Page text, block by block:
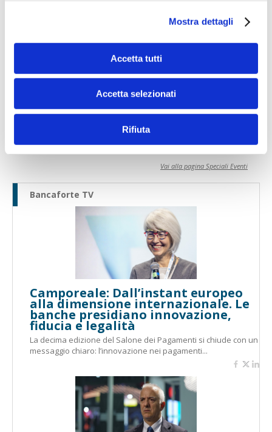
Mostra dettagli
Accetta tutti
Accetta selezionati
Rifiuta
Il Salone dei Pagamenti 2025
L’appuntamento internazionale made in Italy sulle frontiere
dell’innovazione nei pagamenti
Vai alla pagina Speciali Eventi
Bancaforte TV
Camporeale: Dall’instant europeo
alla dimensione internazionale. Le
banche presidiano innovazione,
fiducia e legalità
La decima edizione del Salone dei Pagamenti si chiude con un
messaggio chiaro: l’innovazione nei pagamenti...